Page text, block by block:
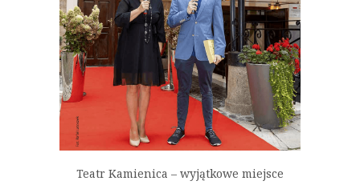
Teatr Kamienica – wyjątkowe miejsce